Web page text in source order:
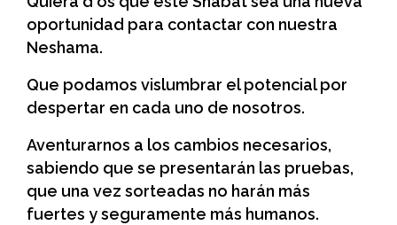
oportunidad para contactar con nuestra
Neshama.
Que podamos vislumbrar el potencial por
despertar en cada uno de nosotros.
Aventurarnos a los cambios necesarios,
sabiendo que se presentarán las pruebas,
que una vez sorteadas no harán más
fuertes y seguramente más humanos.